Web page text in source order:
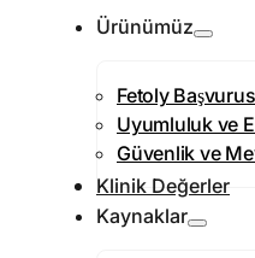
Ürünümüz
Fetoly
Uyumluluk ve
Güvenlik ve
Klinik Değerler
Kaynaklar